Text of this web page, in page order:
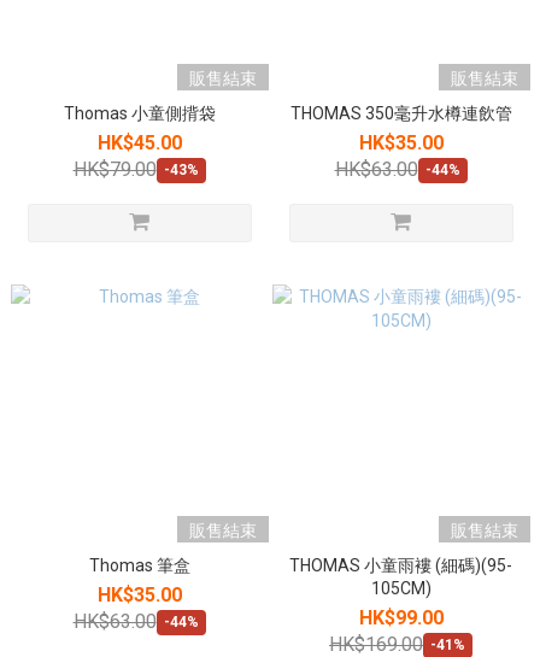
販售結束
Thomas 小童側揹袋
HK$45.00
HK$79.00 -43%
販售結束
THOMAS 350毫升水樽連飲管
HK$35.00
HK$63.00 -44%
販售結束
Thomas 筆盒
HK$35.00
HK$63.00 -44%
販售結束
THOMAS 小童雨褸 (細碼)(95-
105CM)
HK$99.00
HK$169.00 -41%